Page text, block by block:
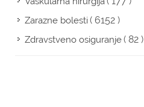
Zarazne bolesti( 6152 )
Zdravstveno osiguranje( 82 )